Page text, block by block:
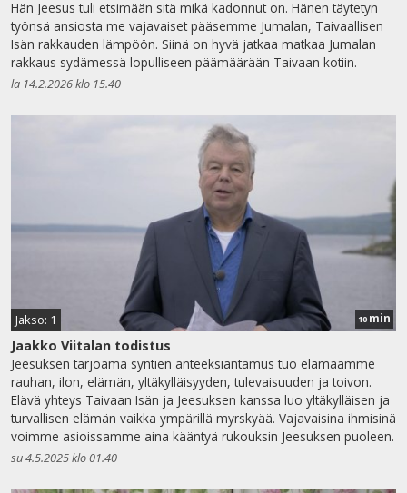
Hän Jeesus tuli etsimään sitä mikä kadonnut on. Hänen täytetyn
työnsä ansiosta me vajavaiset pääsemme Jumalan, Taivaallisen
Isän rakkauden lämpöön. Siinä on hyvä jatkaa matkaa Jumalan
rakkaus sydämessä lopulliseen päämäärään Taivaan kotiin.
la 14.2.2026 klo 15.40
Jakso: 1 10 min
Jaakko Viitalan todistus
Jeesuksen tarjoama syntien anteeksiantamus tuo elämäämme
rauhan, ilon, elämän, yltäkylläisyyden, tulevaisuuden ja toivon.
Elävä yhteys Taivaan Isän ja Jeesuksen kanssa luo yltäkylläisen ja
turvallisen elämän vaikka ympärillä myrskyää. Vajavaisina ihmisinä
voimme asioissamme aina kääntyä rukouksin Jeesuksen puoleen.
su 4.5.2025 klo 01.40